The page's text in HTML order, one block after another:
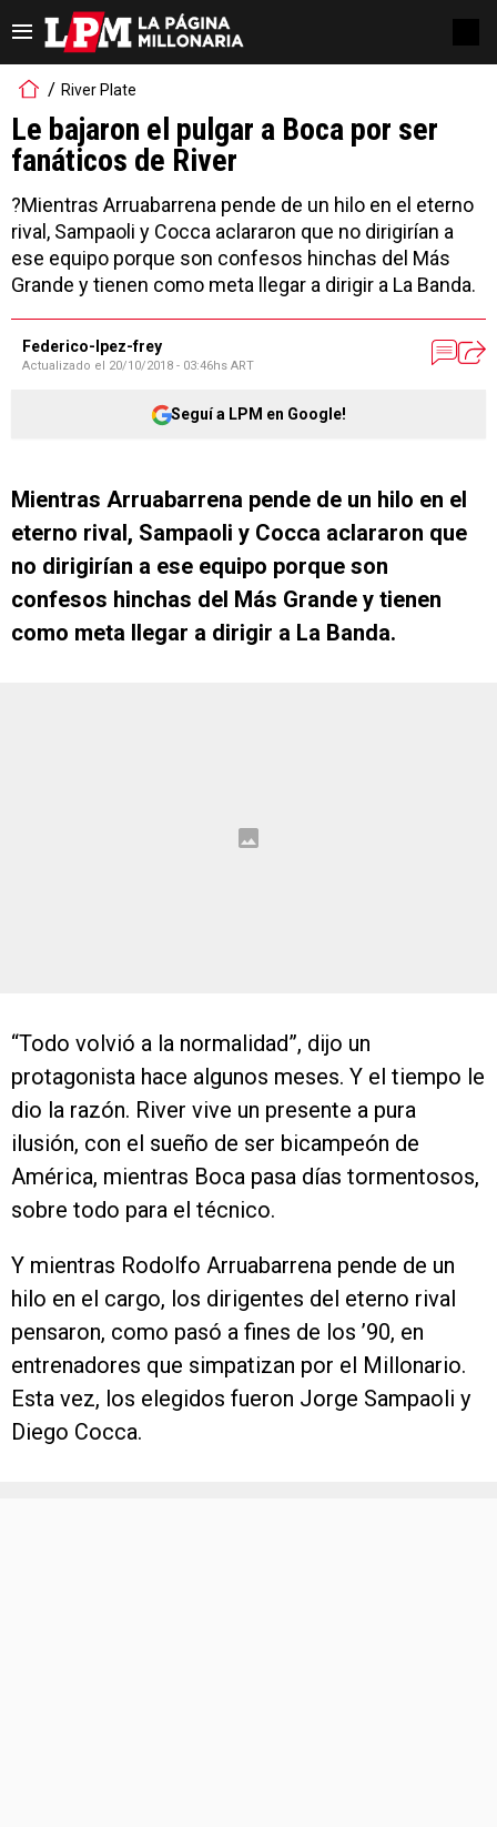
River Plate
Le bajaron el pulgar a Boca por ser
fanáticos de River
?Mientras Arruabarrena pende de un hilo en el eterno
rival, Sampaoli y Cocca aclararon que no dirigirían a
ese equipo porque son confesos hinchas del Más
Grande y tienen como meta llegar a dirigir a La Banda.
Federico-lpez-frey
Actualizado el 20/10/2018 - 03:46hs ART
Seguí a LPM en Google!
Mientras Arruabarrena pende de un hilo en el
eterno rival, Sampaoli y Cocca aclararon que
no dirigirían a ese equipo porque son
confesos hinchas del Más Grande y tienen
como meta llegar a dirigir a La Banda.
“Todo volvió a la normalidad”, dijo un
protagonista hace algunos meses. Y el tiempo le
dio la razón. River vive un presente a pura
ilusión, con el sueño de ser bicampeón de
América, mientras Boca pasa días tormentosos,
sobre todo para el técnico.
Y mientras Rodolfo Arruabarrena pende de un
hilo en el cargo, los dirigentes del eterno rival
pensaron, como pasó a fines de los ’90, en
entrenadores que simpatizan por el Millonario.
Esta vez, los elegidos fueron Jorge Sampaoli y
Diego Cocca.